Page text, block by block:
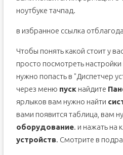
ноутбуке тачпад.
в избранное ссылка
Чтобы понять какой стоит у
просто посмотреть
нужно попасть в "Диспетчер
через меню пускнайдите
ярлыков вам нужно найти
вами появится таблица, вам
оборудование. и нажать на
устройств. Смотрите в